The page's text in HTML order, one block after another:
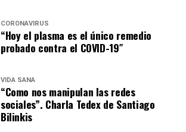
CORONAVIRUS
“Hoy el plasma es el único remedio
probado contra el COVID-19″
VIDA SANA
“Como nos manipulan las redes
sociales”. Charla Tedex de Santiago
Bilinkis